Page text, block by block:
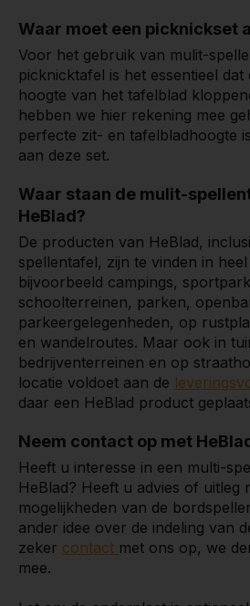
Waar moet een picknickset
Voor het gebruik van mulit-
picknicktafel is het essentieel
hoogte van het tafelblad
hebben we hier rekening mee
perfecte zit- en tafelbladhoogte
aan deze set.
Waar staan de mulit-
HeBlad?
De producten van HeBlad,
spellentafel, zijn te vinden in
bijvoorbeeld campings,
schoolterreinen, parken,
parkeergelegenheden, op
en wandelroutes. Maar ook in
bedrijventerreinen en op
locatie voldoet aan de
daar een HeBlad product
Neem contact op met
Heeft u interesse in een multi-
HeBlad? Heeft u advies of uitleg
mogelijkheden van de
ander idee over de indeling van
zeker contact met ons op, we
mee.